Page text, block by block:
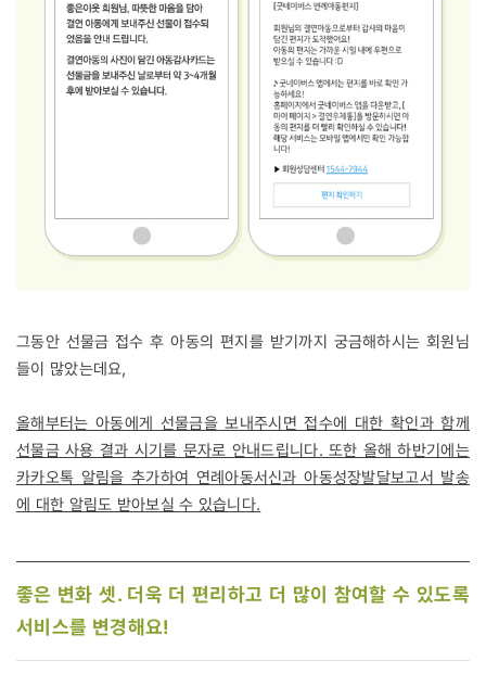
그동안 선물금 접수 후 아동의 편지를 받기까지 궁금해하시는 회원님
들이 많았는데요,
올해부터는 아동에게 선물금을 보내주시면 접수에 대한 확인과 함께
선물금 사용 결과 시기를 문자로 안내드립니다. 또한 올해 하반기에는
카카오톡 알림을 추가하여 연례아동서신과 아동성장발달보고서 발송
에 대한 알림도 받아보실 수 있습니다.
좋은 변화 셋. 더욱 더 편리하고 더 많이 참여할 수 있도록
서비스를 변경해요!